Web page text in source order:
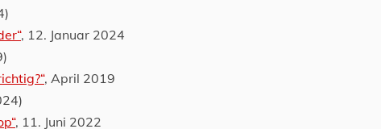
, 12. Januar 2024
, April 2019
, 11. Juni 2022